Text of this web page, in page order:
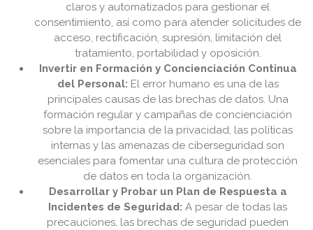
claros y automatizados para gestionar el
consentimiento, así como para atender solicitudes de
acceso, rectificación, supresión, limitación del
tratamiento, portabilidad y oposición.
Invertir en Formación y Concienciación Continua
del Personal: El error humano es una de las
principales causas de las brechas de datos. Una
formación regular y campañas de concienciación
sobre la importancia de la privacidad, las políticas
internas y las amenazas de ciberseguridad son
esenciales para fomentar una cultura de protección
de datos en toda la organización.
Desarrollar y Probar un Plan de Respuesta a
Incidentes de Seguridad: A pesar de todas las
precauciones, las brechas de seguridad pueden